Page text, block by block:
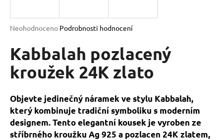
Průměrné
produktu
je
0,0
hvězdiček.
Neohodnoceno Podrobnosti hodnocení
Kabbalah pozlacený
kroužek 24K zlato
Objevte jedinečný náramek ve stylu Kabbalah,
který kombinuje tradiční symboliku s moderním
designem. Tento elegantní kousek je vyroben ze
stříbrného kroužku Ag 925 a pozlacen 24K zlatem,
j
t
?
HLEDAT